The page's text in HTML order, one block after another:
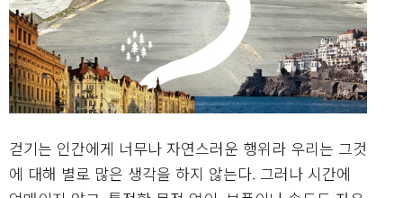
걷기는 인간에게 너무나 자연스러운 행위라 우리는 그것
에 대해 별로 많은 생각을 하지 않는다. 그러나 시간에